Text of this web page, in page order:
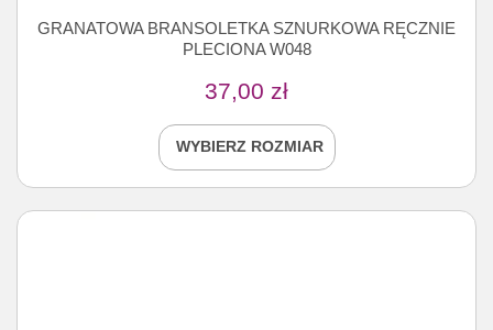
GRANATOWA BRANSOLETKA SZNURKOWA RĘCZNIE
PLECIONA W048
37,00 zł
WYBIERZ ROZMIAR